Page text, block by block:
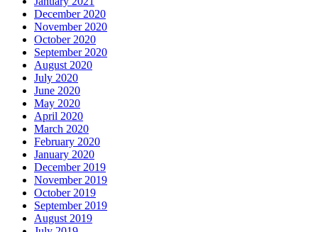
December 2020
November 2020
October 2020
September 2020
August 2020
July 2020
June 2020
May 2020
April 2020
March 2020
February 2020
January 2020
December 2019
November 2019
October 2019
September 2019
August 2019